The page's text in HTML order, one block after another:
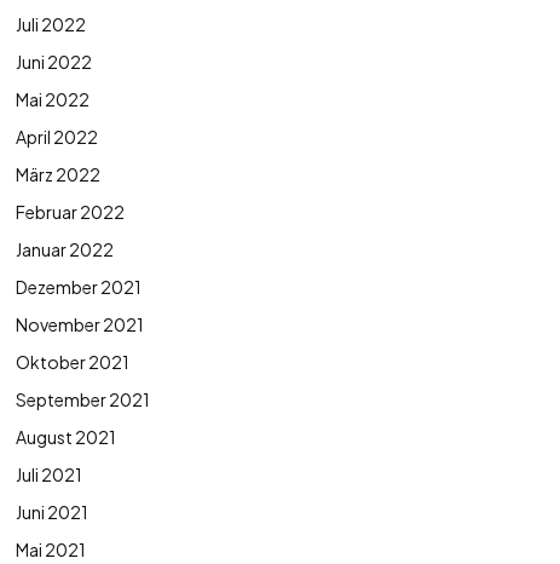
Juli 2022
Juni 2022
Mai 2022
April 2022
März 2022
Februar 2022
Januar 2022
Dezember 2021
November 2021
Oktober 2021
September 2021
August 2021
Juli 2021
Juni 2021
Mai 2021